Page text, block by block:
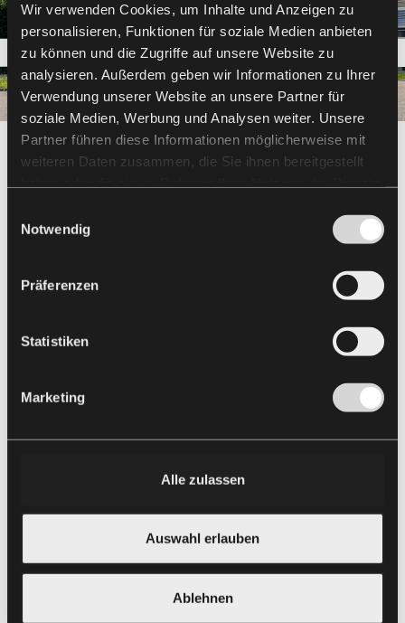
Wir verwenden Cookies, um Inhalte und Anzeigen zu
personalisieren, Funktionen für soziale Medien anbieten
zu können und die Zugriffe auf unsere Website zu
analysieren. Außerdem geben wir Informationen zu Ihrer
Verwendung unserer Website an unsere Partner für
soziale Medien, Werbung und Analysen weiter. Unsere
Partner führen diese Informationen möglicherweise mit
weiteren Daten zusammen, die Sie ihnen bereitgestellt
Notwendig
Präferenzen
Statistiken
Marketing
Alle zulassen
Auswahl erlauben
Ablehnen
Jedes Detail ist wichtig. Unsere Konstrukteure planen und
visualisieren im Vorfeld jede Fassade digital und individuell. Für